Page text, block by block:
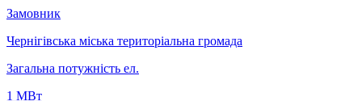
Замовник
Чернігівська міська територіальна громада
Загальна потужність ел.
1 MВт